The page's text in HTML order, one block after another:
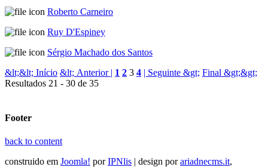
Roberto Carneiro
Ruy D'Espiney
Sérgio Machado dos Santos
&lt;&lt; Início &lt; Anterior | 1 2 3 4 | Seguinte &gt; Final &gt;&gt;
Resultados 21 - 30 de 35
Footer
back to content
construido em Joomla! porIPNlis | design porariadnecms.it,